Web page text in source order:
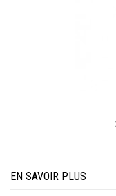
EN SAVOIR PLUS